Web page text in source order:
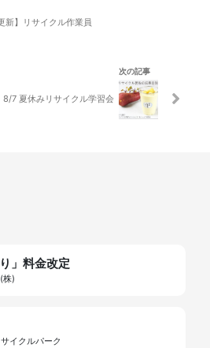
新】リサイクル作業員
次の記事
8/7 夏休みリサイクル学習会
」料金改定
株)
イクルパーク